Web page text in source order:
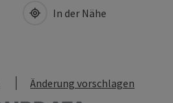
In der Nähe
Änderung vorschlagen